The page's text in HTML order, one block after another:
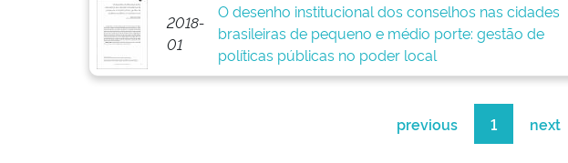
2018-
01
O desenho institucional dos conselhos nas cidades
brasileiras de pequeno e médio porte: gestão de
políticas públicas no poder local
previous 1 next